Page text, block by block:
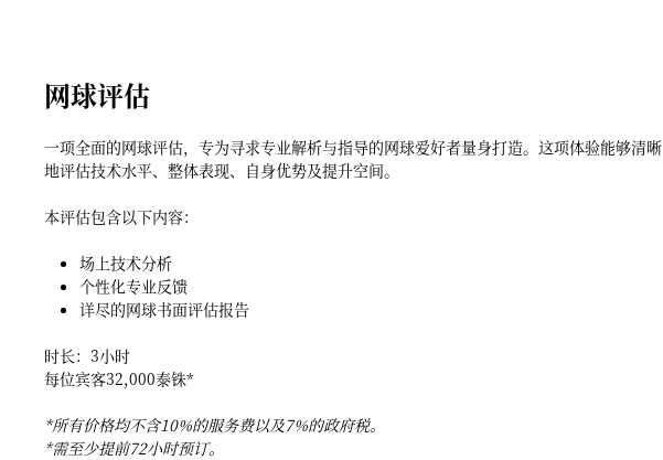
网球评估
一项全面的网球评估，专为寻求专业解析与指导的网球爱好者量身打造。这项体验能够清晰
地评估技术水平、整体表现、自身优势及提升空间。
本评估包含以下内容：
场上技术分析
个性化专业反馈
详尽的网球书面评估报告
时长：3小时
每位宾客32,000泰铢*
*所有价格均不含10%的服务费以及7%的政府税。
*需至少提前72小时预订。